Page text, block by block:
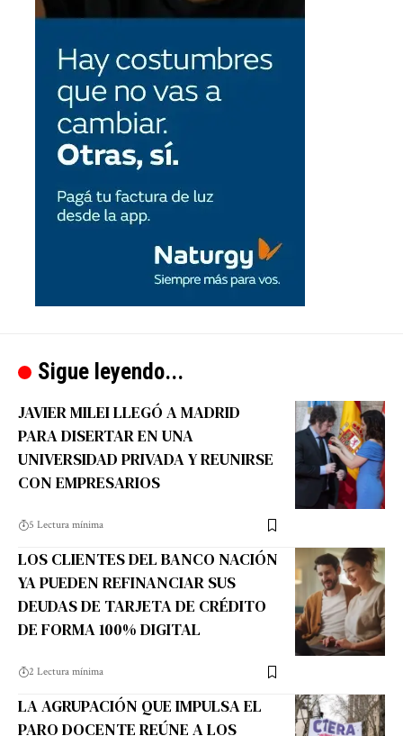
Sigue leyendo...
JAVIER MILEI LLEGÓ A MADRID
PARA DISERTAR EN UNA
UNIVERSIDAD PRIVADA Y REUNIRSE
CON EMPRESARIOS
5 Lectura mínima
LOS CLIENTES DEL BANCO NACIÓN
YA PUEDEN REFINANCIAR SUS
DEUDAS DE TARJETA DE CRÉDITO
DE FORMA 100% DIGITAL
2 Lectura mínima
LA AGRUPACIÓN QUE IMPULSA EL
PARO DOCENTE REÚNE A LOS